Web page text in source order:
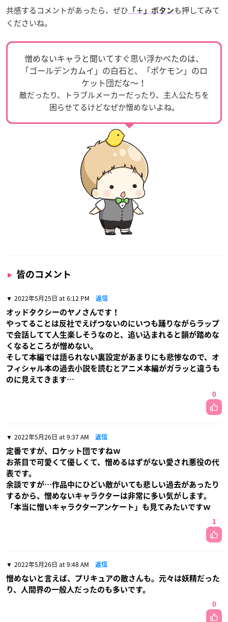
共感するコメントがあったら、ぜひ 「＋」ボタンも押してみて
くださいね。
憎めないキャラと聞いてすぐ思い浮かべたのは、
「ゴールデンカムイ」の白石と、「ポケモン」のロ
ケット団だな〜！
敵だったり、トラブルメーカーだったり、主人公たちを
困らせてるけどなぜか憎めないよね。
皆のコメント
2022年5月25日 at 6:12 PM 返信
オッドタクシーのヤノさんです！
やってることは反社でえげつないのにいつも踊りながらラップ
で会話してて人生楽しそうなのと、追い込まれると韻が踏めな
くなるところが憎めない。
そして本編では語られない裏設定があまりにも悲惨なので、オ
フィシャル本の過去小説を読むとアニメ本編がガラッと違うも
のに見えてきます…
0
2022年5月26日 at 9:37 AM 返信
定番ですが、ロケット団ですねｗ
お茶目で可愛くて優しくて、憎めるはずがない愛され悪役の代
表です。
余談ですが…作品中にひどい敵がいても悲しい過去があったり
するから、憎めないキャラクターは非常に多い気がします。
「本当に憎いキャラクターアンケート」も見てみたいですｗ
1
2022年5月26日 at 9:48 AM 返信
憎めないと言えば、プリキュアの敵さんも。元々は妖精だった
り、人間界の一般人だったのも多いです。
0